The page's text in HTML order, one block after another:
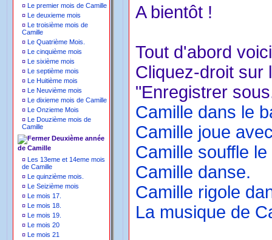
¤ Le premier mois de Camille
¤ Le deuxieme mois
¤ Le troisième mois de
Camille
¤ Le Quatrième Mois.
¤ Le cinquième mois
¤ Le sixième mois
¤ Le septième mois
¤ Le Huitième mois
¤ Le Neuvième mois
¤ Le dixieme mois de Camille
¤ Le Onzieme Mois
¤ Le Douzième mois de
Camille
Deuxième année
de Camille
¤ Les 13eme et 14eme mois
de Camille
¤ Le quinzième mois.
¤ Le Seizième mois
¤ Le mois 17.
¤ Le mois 18.
¤ Le mois 19.
¤ Le mois 20
¤ Le mois 21
A bientôt !
Tout d'abord
Cliquez-droit sur
"Enregistrer
Camille dans le
Camille joue
Camille souffle
Camille danse.
Camille rigole
La musique de